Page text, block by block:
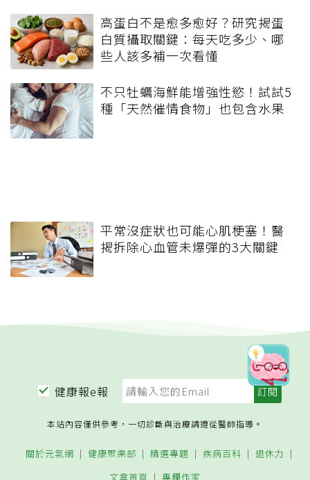
高蛋白不是愈多愈好？研究揭蛋
白質攝取關鍵：每天吃多少、哪
些人該多補一次看懂
不只牡蠣海鮮能增強性慾！試試5
種「天然催情食物」也包含水果
平常沒症狀也可能心肌梗塞！醫
揭拆除心血管未爆彈的3大關鍵
健康報e報
本站內容僅供參考，一切診斷與治療請遵從醫師指導。
關於元氣網 健康聚樂部 精選專題 疾病百科
退休力
文章首頁
專欄作家